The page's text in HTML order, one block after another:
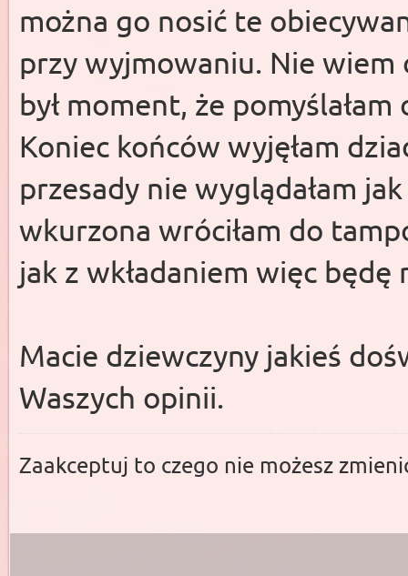
można go nosić te
przy wyjmowaniu. Nie wiem
był moment, że
Koniec końców wyjęłam
przesady nie wyglądałam
wkurzona wróciłam do
jak z wkładaniem więc
Macie dziewczyny jakieś
Waszych opinii.
Zaakceptuj to czego nie możesz